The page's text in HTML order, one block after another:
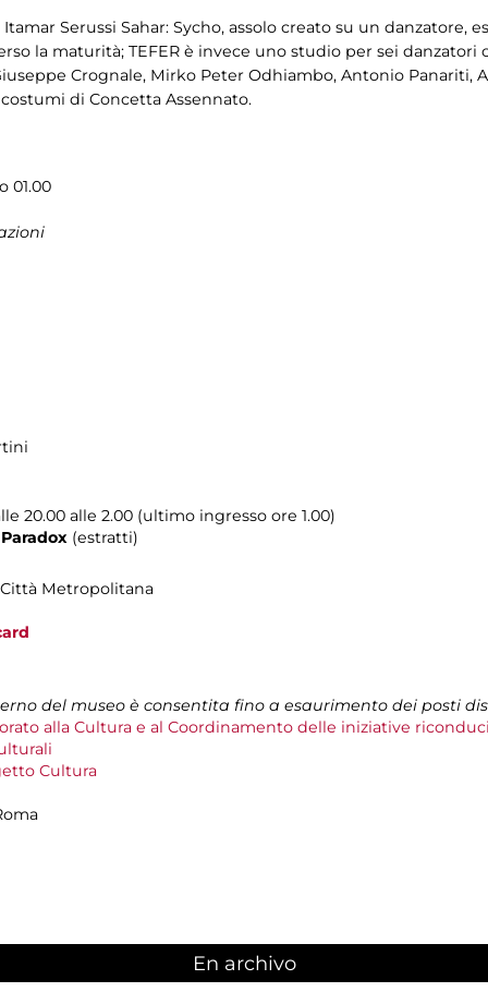
Serussi Sahar: Sycho, assolo creato su un danzatore,
la maturità; TEFER è invece uno studio per sei
Crognale, Mirko Peter Odhiambo, Antonio Panariti,
di Concetta Assennato.
01.00
20.00 alle 2.00 (ultimo ingresso ore 1.00)
Paradox (estratti)
Metropolitana
del museo è consentita fino a esaurimento dei posti
alla Cultura e al Coordinamento delle iniziative
Cultura
En archivo